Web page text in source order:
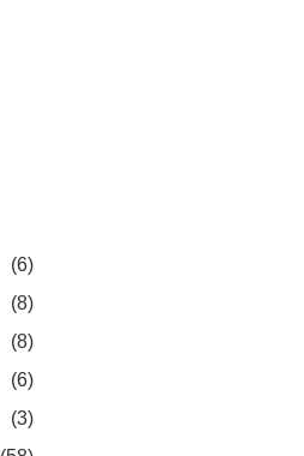
(6)
(8)
(8)
(6)
(3)